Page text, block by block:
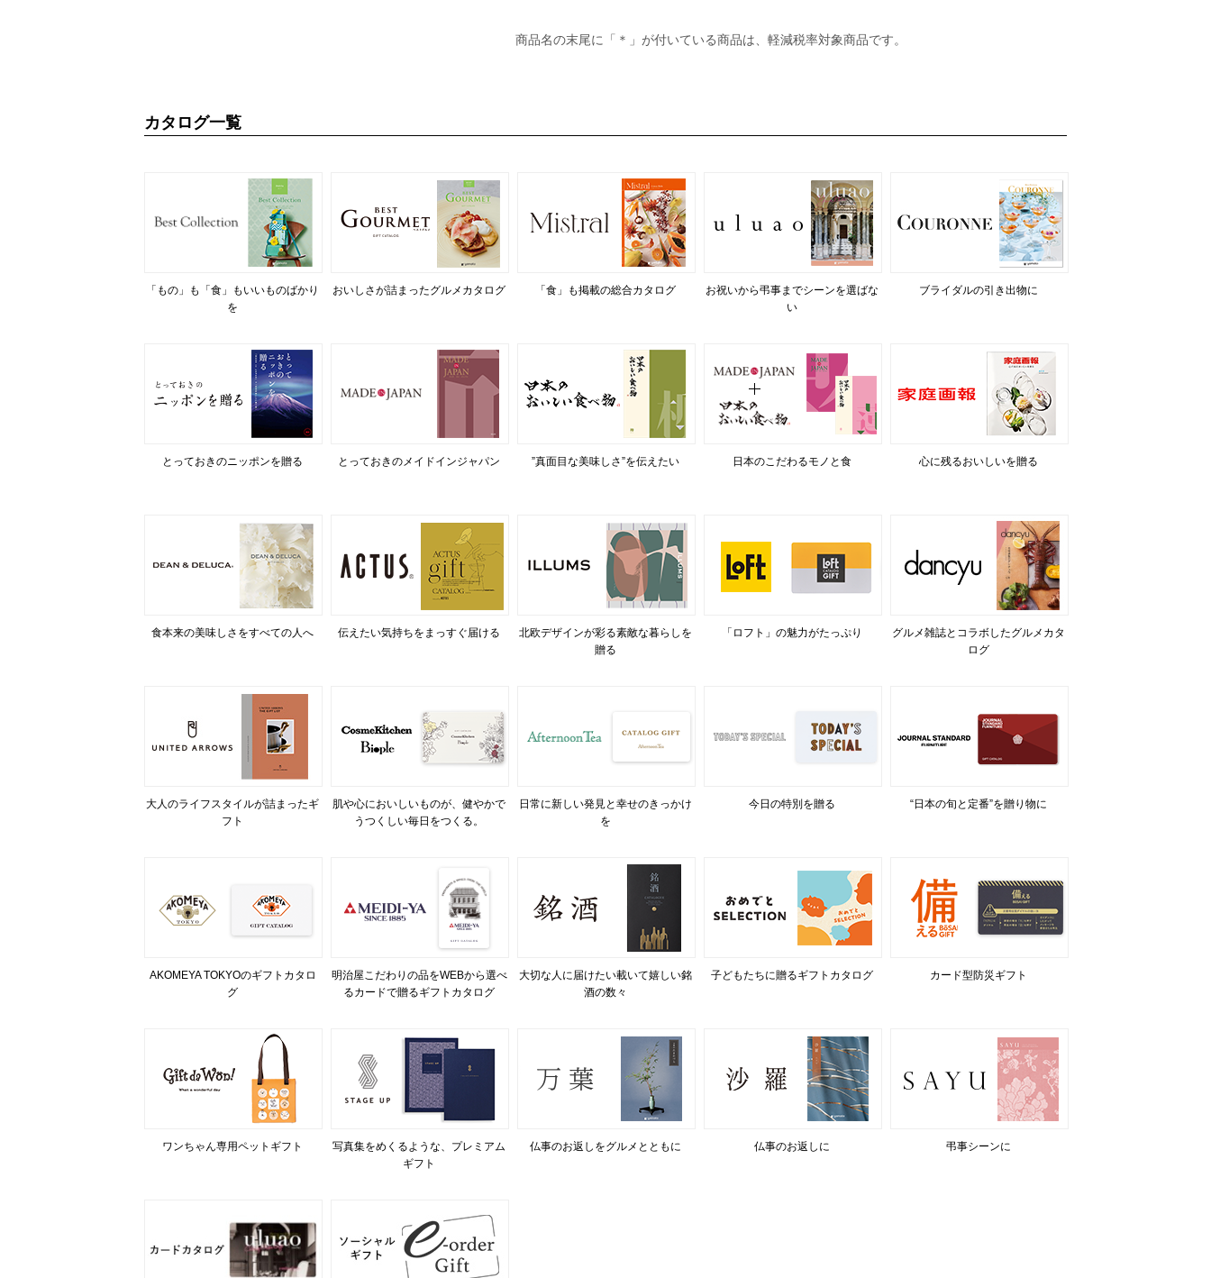
商品名の末尾に「＊」が付いている商品は、軽減税率対象商品です。
カタログ一覧
「もの」も「食」もいいものばかり
を
おいしさが詰まったグルメカタログ 「食」も掲載の総合カタログ
お祝いから弔事までシーンを選ばな
い
ブライダルの引き出物に
とっておきのニッポンを贈る とっておきのメイドインジャパン ”真面目な美味しさ”を伝えたい 日本のこだわるモノと食 心に残るおいしいを贈る
食本来の美味しさをすべての人へ 伝えたい気持ちをまっすぐ届ける
北欧デザインが彩る素敵な暮らしを
贈る
「ロフト」の魅力がたっぷり
グルメ雑誌とコラボしたグルメカタ
ログ
大人のライフスタイルが詰まったギ
フト
肌や心においしいものが、健やかで
うつくしい毎日をつくる。
日常に新しい発見と幸せのきっかけ
を
今日の特別を贈る “日本の旬と定番”を贈り物に
AKOMEYA TOKYOのギフトカタロ
グ
明治屋こだわりの品をWEBから選べ
るカードで贈るギフトカタログ
大切な人に届けたい載いて嬉しい銘
酒の数々
子どもたちに贈るギフトカタログ カード型防災ギフト
ワンちゃん専用ペットギフト
写真集をめくるような、プレミアム
ギフト
仏事のお返しをグルメとともに 仏事のお返しに 弔事シーンに